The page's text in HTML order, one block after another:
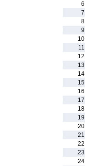
6
7
8
9
10
11
12
13
14
15
16
17
18
19
20
21
22
23
24